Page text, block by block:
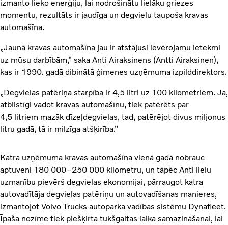
izmanto lieko enerģiju, lai nodrošinātu lielāku griezes
momentu, rezultāts ir jaudīga un degvielu taupoša kravas
automašīna.
„Jaunā kravas automašīna jau ir atstājusi ievērojamu ietekmi
uz mūsu darbībām,” saka Anti Airaksinens (Antti Airaksinen),
kas ir 1990. gadā dibinātā ģimenes uzņēmuma izpilddirektors.
„Degvielas patēriņa starpība ir 4,5 litri uz 100 kilometriem. Ja,
atbilstīgi vadot kravas automašīnu, tiek patērēts par
4,5 litriem mazāk dīzeļdegvielas, tad, patērējot divus miljonus
litru gadā, tā ir milzīga atšķirība.”
Katra uzņēmuma kravas automašīna vienā gadā nobrauc
aptuveni 180 000–250 000 kilometru, un tāpēc Anti lielu
uzmanību pievērš degvielas ekonomijai, pārraugot katra
autovadītāja degvielas patēriņu un autovadīšanas manieres,
izmantojot Volvo Trucks autoparka vadības sistēmu Dynafleet.
Īpaša nozīme tiek piešķirta tukšgaitas laika samazināšanai, lai